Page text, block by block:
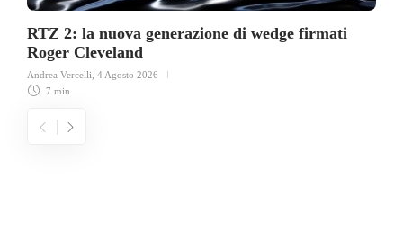
RTZ 2: la nuova generazione di wedge firmati
Roger Cleveland
Andrea Vercelli, 4 Agosto 2026
7 min